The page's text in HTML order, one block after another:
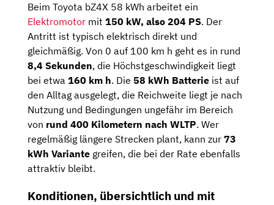
Beim Toyota bZ4X 58 kWh arbeitet ein
Elektromotor mit 150 kW, also 204 PS. Der
Antritt ist typisch elektrisch direkt und
gleichmäßig. Von 0 auf 100 km h geht es in rund
8,4 Sekunden, die Höchstgeschwindigkeit liegt
bei etwa 160 km h. Die 58 kWh Batterie ist auf
den Alltag ausgelegt, die Reichweite liegt je nach
Nutzung und Bedingungen ungefähr im Bereich
von rund 400 Kilometern nach WLTP. Wer
regelmäßig längere Strecken plant, kann zur 73
kWh Variante greifen, die bei der Rate ebenfalls
attraktiv bleibt.
Konditionen, übersichtlich und mit